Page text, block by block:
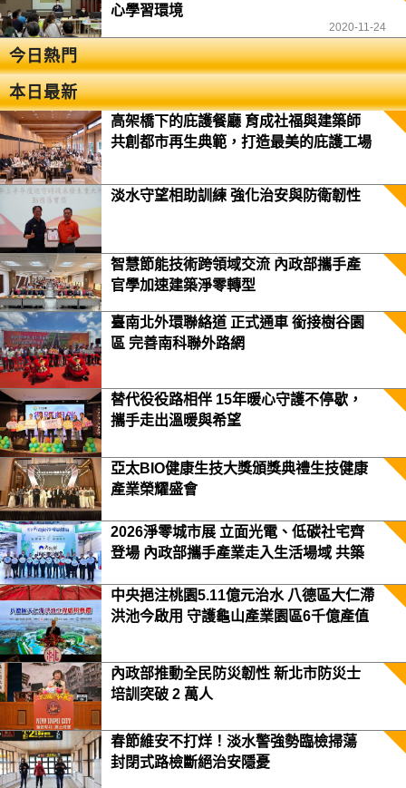
心學習環境
2020-11-24
今日熱門
本日最新
高架橋下的庇護餐廳 育成社福與建築師
共創都市再生典範，打造最美的庇護工場
淡水守望相助訓練 強化治安與防衛韌性
智慧節能技術跨領域交流 內政部攜手產
官學加速建築淨零轉型
臺南北外環聯絡道 正式通車 銜接樹谷園
區 完善南科聯外路網
替代役役路相伴 15年暖心守護不停歇，
攜手走出溫暖與希望
亞太BIO健康生技大獎頒獎典禮生技健康
產業榮耀盛會
2026淨零城市展 立面光電、低碳社宅齊
登場 內政部攜手產業走入生活場域 共築
中央挹注桃園5.11億元治水 八德區大仁滯
洪池今啟用 守護龜山產業園區6千億產值
內政部推動全民防災韌性 新北市防災士
培訓突破 2 萬人
春節維安不打烊！淡水警強勢臨檢掃蕩
封閉式路檢斷絕治安隱憂